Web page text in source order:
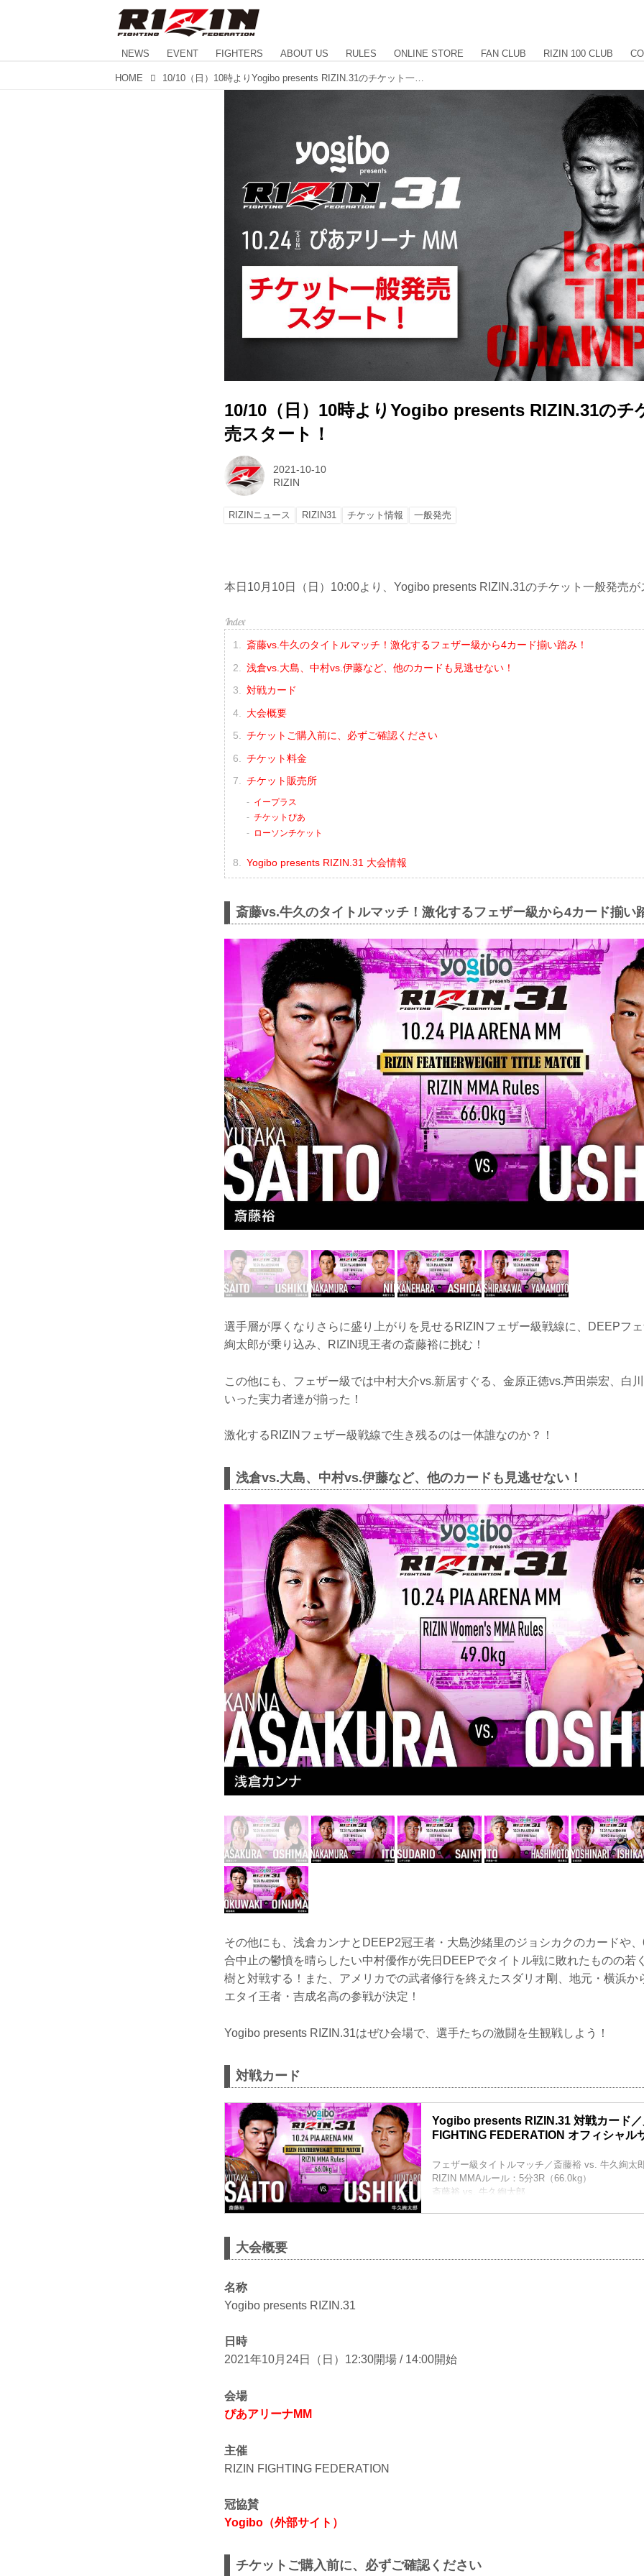
NEWS EVENT FIGHTERS ABOUT US RULES ONLINE STORE FAN CLUB RIZIN 100 CLUB
HOME
10/10（日）10時よりYogibo presents RIZIN.31のチ
売スタート！
2021-10-10
RIZIN
RIZINニュース RIZIN31 チケット情報 一般発売
本日10月10日（日）10:00より、Yogibo presents RIZIN.31のチケット一般発売
斎藤vs.牛久のタイトルマッチ！激化するフェザー級から4カード揃い踏み！
浅倉vs.大島、中村vs.伊藤など、他のカードも見逃せない！
対戦カード
大会概要
チケットご購入前に、必ずご確認ください
チケット料金
チケット販売所
イープラス
チケットぴあ
ローソンチケット
Yogibo presents RIZIN.31 大会情報
斎藤vs.牛久のタイトルマッチ！激化するフェザー級から4カード揃い
選手層が厚くなりさらに盛り上がりを見せるRIZINフェザー級戦線に、DEEPフ
絢太郎が乗り込み、RIZIN現王者の斎藤裕に挑む！
この他にも、フェザー級では中村大介vs.新居すぐる、金原正徳vs.芦田崇宏、白
いった実力者達が揃った！
激化するRIZINフェザー級戦線で生き残るのは一体誰なのか？！
浅倉vs.大島、中村vs.伊藤など、他のカードも見逃せない！
その他にも、浅倉カンナとDEEP2冠王者・大島沙緒里のジョシカクのカードや
合中止の鬱憤を晴らしたい中村優作が先日DEEPでタイトル戦に敗れたものの若
樹と対戦する！また、アメリカでの武者修行を終えたスダリオ剛、地元・横浜か
エタイ王者・吉成名高の参戦が決定！
Yogibo presents RIZIN.31はぜひ会場で、選手たちの激闘を生観戦しよう！
対戦カード
Yogibo presents RIZIN.31 対戦カード
FIGHTING FEDERATION オフィシャル
フェザー級タイトルマッチ／斎藤裕 vs. 牛久絢太
RIZIN MMAルール：5分3R（66.0kg）
斎藤裕 vs. 牛久絢太郎
RIZIN MMAルール：5分 3R（57.0kg）
大会概要
名称
Yogibo presents RIZIN.31
日時
2021年10月24日（日）12:30開場 / 14:00開始
会場
ぴあアリーナMM
主催
RIZIN FIGHTING FEDERATION
冠協賛
Yogibo（外部サイト）
チケットご購入前に、必ずご確認ください